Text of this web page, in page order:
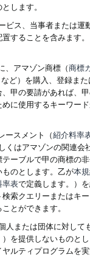
します。
ビス、当事者または
することを含みます
、アマゾン商標（商標
ど）を購入、登録ま
甲の要請があれば、
に使用するキーワー
ースメント（紹介料率
くはアマゾンの関連
ーブルで甲の商標の
ものとします。乙が本
率表で定義します。）
索クエリーまたはキ
とができます。
人または団体に対し
を提供しないものと
ルティプログラムを